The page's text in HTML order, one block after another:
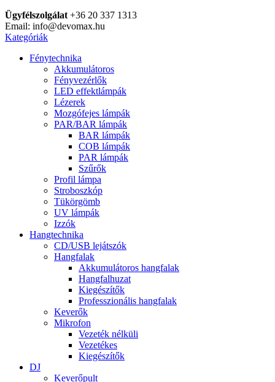
Ügyfélszolgálat +36 20 337 1313
Email: info@devomax.hu
Kategóriák
Fénytechnika
Akkumulátoros
Fényvezérlők
LED effektlámpák
Lézerek
Mozgófejes lámpák
PAR/BAR lámpák
BAR lámpák
COB lámpák
PAR lámpák
Szűrők
Profil lámpa
Stroboszkóp
Tükörgömb
UV lámpák
Izzók
Hangtechnika
CD/USB lejátszók
Hangfalak
Akkumulátoros hangfalak
Hangfalhuzat
Kiegészítők
Professzionális hangfalak
Keverők
Mikrofon
Vezeték nélküli
Vezetékes
Kiegészítők
DJ
Keverőpult